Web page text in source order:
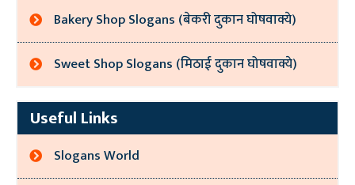
Bakery Shop Slogans (बेकरी दुकान घोषवाक्ये)
Sweet Shop Slogans (मिठाई दुकान घोषवाक्ये)
Useful Links
Slogans World